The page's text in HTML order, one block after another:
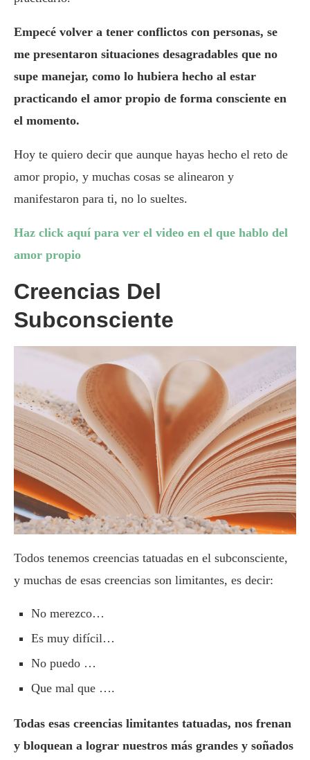
Empecé volver a tener conflictos con personas, se
me presentaron situaciones desagradables que no
supe manejar, como lo hubiera hecho al estar
practicando el amor propio de forma consciente en
el momento.
Hoy te quiero decir que aunque hayas hecho el reto de
amor propio, y muchas cosas se alinearon y
manifestaron para ti, no lo sueltes.
Haz click aquí para ver el video en el que hablo del
amor propio
Creencias Del
Subconsciente
Todos tenemos creencias tatuadas en el subconsciente,
y muchas de esas creencias son limitantes, es decir:
No merezco…
Es muy difícil…
No puedo …
Que mal que ….
Todas esas creencias limitantes tatuadas, nos frenan
y bloquean a lograr nuestros más grandes y soñados